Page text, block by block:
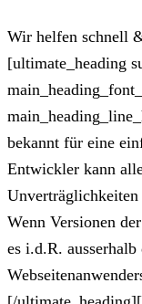
Wir helfen schnell
[ultimate_heading
bekannt für eine
Entwickler kann
Unverträglichkeiten
Wenn Versionen
es i.d.R.